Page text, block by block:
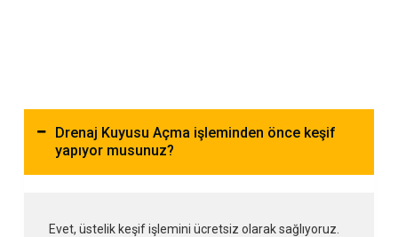
Drenaj Kuyusu Açma işleminden önce keşif
yapıyor musunuz?
Evet, üstelik keşif işlemini ücretsiz olarak sağlıyoruz.